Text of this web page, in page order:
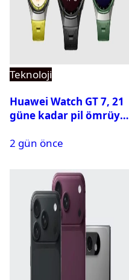
Teknoloji
Huawei Watch GT 7, 21
güne kadar pil ömrüyle
2 gün önce